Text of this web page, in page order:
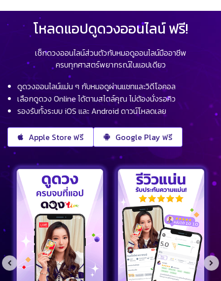
โหลดแอปดูดวงออนไลน์ ฟรี!
เช็กดวงออนไลน์ส่วนตัวกับหมอดูออนไลน์มืออาชีพ
ครบทุกศาสตร์พยากรณ์ในแอปเดียว
ดูดวงออนไลน์แม่น ๆ กับหมอดูผ่านแชทและวิดีโอคอล
เลือกดูดวง Online ได้ตามสไตล์คุณ ไม่ต้องนั่งรอคิว
รองรับทั้งระบบ iOS และ Android ดาวน์โหลดเลย
Apple Store ฟรี Google Play ฟรี